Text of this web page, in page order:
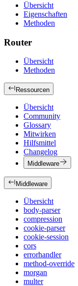
Übersicht
Eigenschaften
Methoden
Router
Übersicht
Methoden
Ressourcen
Übersicht
Community
Glossary
Mitwirken
Hilfsmittel
Changelog
Middleware
Middleware
Übersicht
body-parser
compression
cookie-parser
cookie-session
cors
errorhandler
method-override
morgan
multer